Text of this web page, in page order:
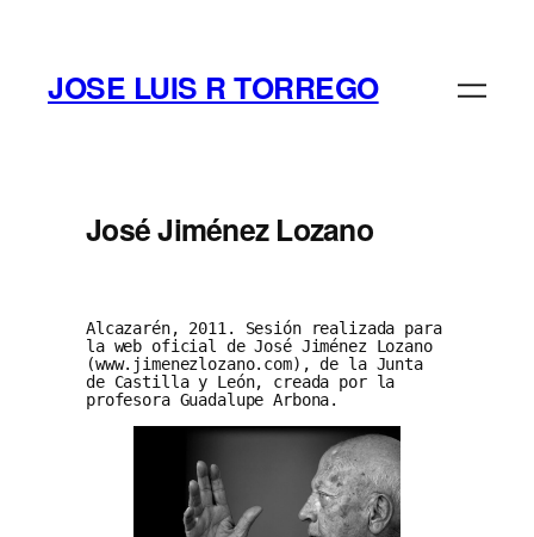
JOSE LUIS R TORREGO
José Jiménez Lozano
Alcazarén, 2011. Sesión realizada para
la web oficial de José Jiménez Lozano
(www.jimenezlozano.com), de la Junta
de Castilla y León, creada por la
profesora Guadalupe Arbona.